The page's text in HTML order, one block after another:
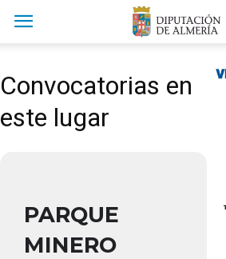
Convocatorias en
este lugar
PARQUE
MINERO